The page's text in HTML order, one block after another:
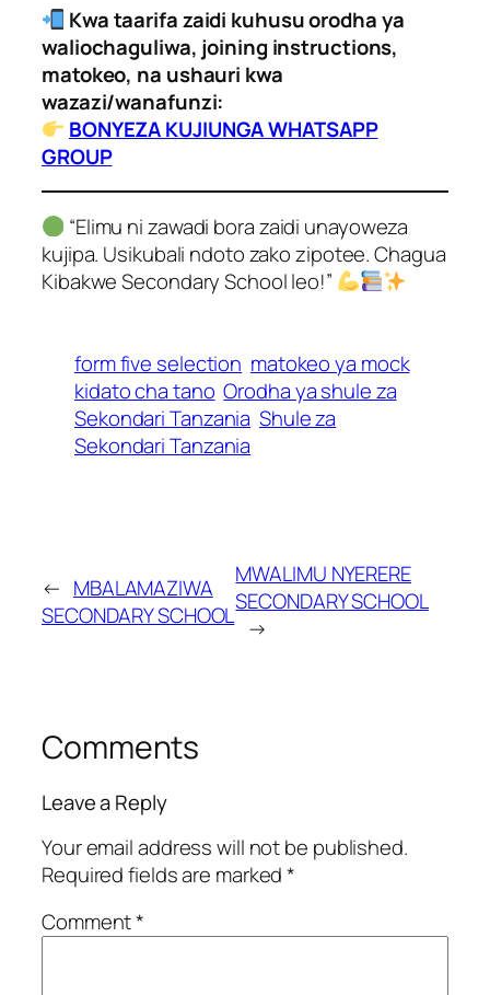
Kwa taarifa zaidi kuhusu orodha ya
waliochaguliwa, joining instructions,
matokeo, na ushauri kwa
wazazi/wanafunzi:
BONYEZA KUJIUNGA WHATSAPP
GROUP
“Elimu ni zawadi bora zaidi unayoweza
kujipa. Usikubali ndoto zako zipotee. Chagua
Kibakwe Secondary School leo!”
form five selection matokeo ya mock
kidato cha tano Orodha ya shule za
Sekondari Tanzania Shule za
Sekondari Tanzania
← MBALAMAZIWA
SECONDARY SCHOOL
MWALIMU NYERERE
SECONDARY SCHOOL
→
Comments
Leave a Reply
Your email address will not be published.
Required fields are marked*
Comment*